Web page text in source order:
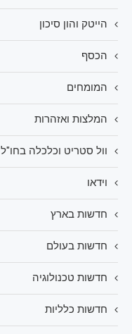
הייטק והון סיכון
הכסף
המומחים
המלצות ואזהרות
וול סטריט וכלכלה בחו"ל
וידאו
חדשות בארץ
חדשות בעולם
חדשות טכנולוגיה
חדשות כלליות